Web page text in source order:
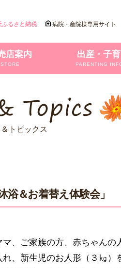
ふるさと納税 病院・産院様専用サイト
店案内
STORE
出産・子
PARENTING
トピックス
＆お着替え体験会」
、ご家族の方、赤ちゃん
、新生児のお人形（３㎏）